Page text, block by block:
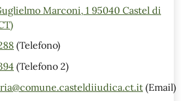
Marconi, 1 95040 Castel di
(Telefono)
(Telefono 2)
(Email)